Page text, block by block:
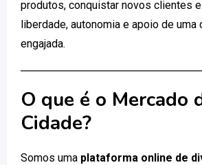
produtos, conquistar novos clientes
liberdade, autonomia e apoio de uma
engajada.
O que é o Mercado
Cidade?
Somos uma plataforma online de